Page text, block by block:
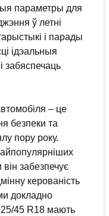
параметры для
ў летні
і парады
ідэальныя
забяспечаць
– це
безпеки та
пору року.
забезпечує
керованість
ми докладно
45 R18 мають